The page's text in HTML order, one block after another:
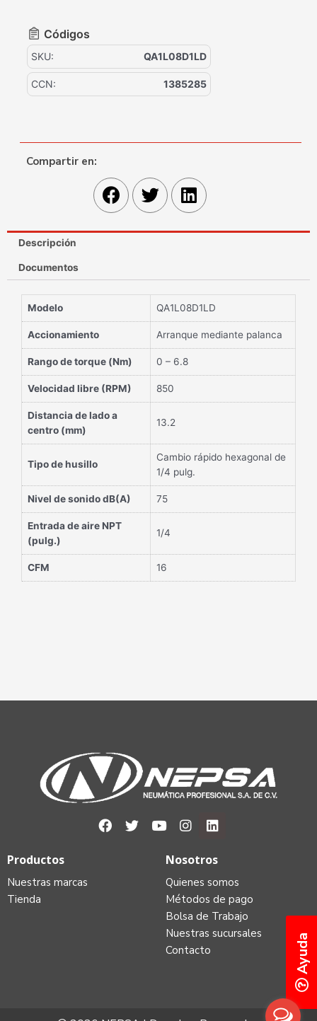
Ayuda
Códigos
SKU: QA1L08D1LD
CCN: 1385285
Compartir en:
Descripción
Documentos
Modelo QA1L08D1LD
Accionamiento Arranque mediante palanca
Rango de torque (Nm) 0 – 6.8
Velocidad libre (RPM) 850
Distancia de lado a
centro (mm)
13.2
Tipo de husillo
Cambio rápido hexagonal de
1/4 pulg.
Nivel de sonido dB(A) 75
Entrada de aire NPT
(pulg.)
1/4
CFM 16
Nosotros
Quienes somos
Métodos de pago
Bolsa de Trabajo
Nuestras sucursales
Contacto
Productos
Nuestras marcas
Tienda